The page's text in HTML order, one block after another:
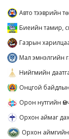
Авто тээврийн
Биеийн тамир,
Газрын
Мал эмнэлгийн
Нийгмийн
Онцгой
Орон нутгийн
Орхон аймаг
Орхон